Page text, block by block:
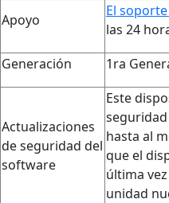
Apoyo
El
las 24
Generación
1ra
Actualizaciones
de seguridad del
software
Este
hasta al
que el
última
unidad